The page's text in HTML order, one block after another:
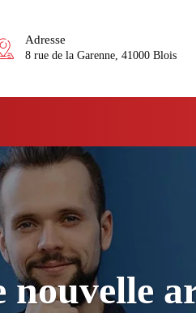
Adresse
8 rue de la Garenne, 41000 Blois
nouvelle